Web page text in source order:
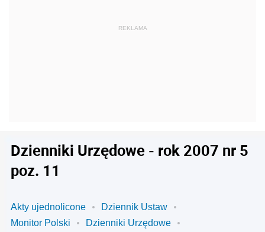
Dzienniki Urzędowe - rok 2007 nr 5
poz. 11
Akty ujednolicone
Dziennik Ustaw
Monitor Polski
Dzienniki Urzędowe